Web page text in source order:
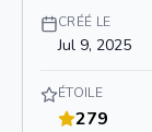
CRÉÉ LE
Jul 9, 2025
ÉTOILE
279